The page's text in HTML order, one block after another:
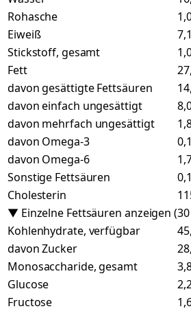
Rohasche
Eiweiß
Stickstoff, gesamt
Fett
davon gesättigte Fettsäuren
davon einfach ungesättigt
davon mehrfach ungesättigt
davon Omega-3
davon Omega-6
Sonstige Fettsäuren
Cholesterin
▼ Einzelne Fettsäuren anzeigen
Kohlenhydrate, verfügbar
davon Zucker
Monosaccharide, gesamt
Glucose
Fructose